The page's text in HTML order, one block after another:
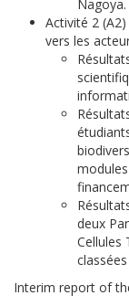
Nagoya.
Activité 2
vers les
deux
Cellules
Interim report of